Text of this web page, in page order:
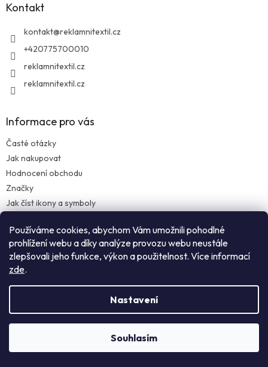
Používáme cookies, abychom Vám umožnili pohodlné
prohlížení webu a díky analýze provozu webu neustále
zlepšovali jeho funkce, výkon a použitelnost. Více informací
zde.
Nastavení
Souhlasím
Kontakt
kontakt@reklamnitextil.cz
+420775700010
reklamnitextil.cz
reklamnitextil.cz
Informace pro vás
Časté otázky
Jak nakupovat
Hodnocení obchodu
Značky
Jak číst ikony a symboly
Podmínky ochrany osobních údajů
Zásady vrácení zboží
SHOP SOLUTIONS s.r.o.
DIČ: CZ21086770
NEZÁVAZNÁ POPTÁVKA